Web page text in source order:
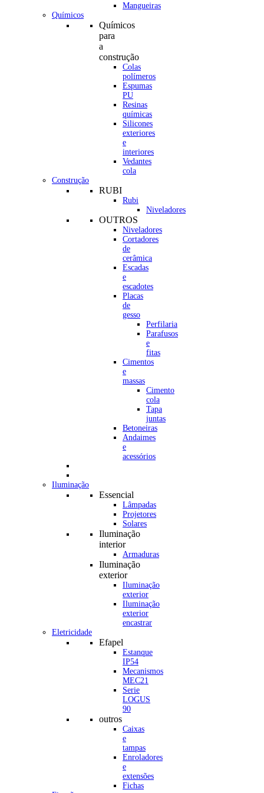
Mangueiras
Químicos
Químicos
para
a
construção
Colas
polímeros
Espumas
PU
Resinas
químicas
Silicones
exteriores
e
interiores
Vedantes
cola
Construção
RUBI
Rubi
Niveladores
OUTROS
Niveladores
Cortadores
de
cerâmica
Escadas
e
escadotes
Placas
de
gesso
Perfilaria
Parafusos
e
fitas
Cimentos
e
massas
Cimento
cola
Tapa
juntas
Betoneiras
Andaimes
e
acessórios
Iluminação
Essencial
Lâmpadas
Projetores
Solares
Iluminação
interior
Armaduras
Iluminação
exterior
Iluminação
exterior
Iluminação
exterior
encastrar
Eletricidade
Efapel
Estanque
IP54
Mecanismos
MEC21
Serie
LOGUS
90
outros
Caixas
e
tampas
Enroladores
e
extensões
Fichas